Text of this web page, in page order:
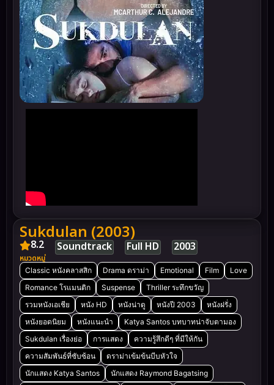
Sukdulan (2003)
8.2 Soundtrack Full HD 2003
หมวดหมู่
Classic หนังคลาสสิก Drama ดราม่า Emotional Film
Love
Romance โรแมนติก
Suspense
Thriller ระทึกขวัญ
รวมหนังเอเชีย
หนัง HD หนังน่าดู หนังปี 2003
หนังฝรั่ง
หนังยอดนิยม
หนังแนะนำ
Katya Santos บทบาทน่าจับตามอง
Sukdulan เรื่องย่อ
การแสดง
ความรู้สึกดีๆ ที่มีให้กัน
ความสัมพันธ์ที่ซับซ้อน
ดราม่าเข้มข้นบีบหัวใจ
นักแสดง Katya Santos
นักแสดง Raymond Bagatsing